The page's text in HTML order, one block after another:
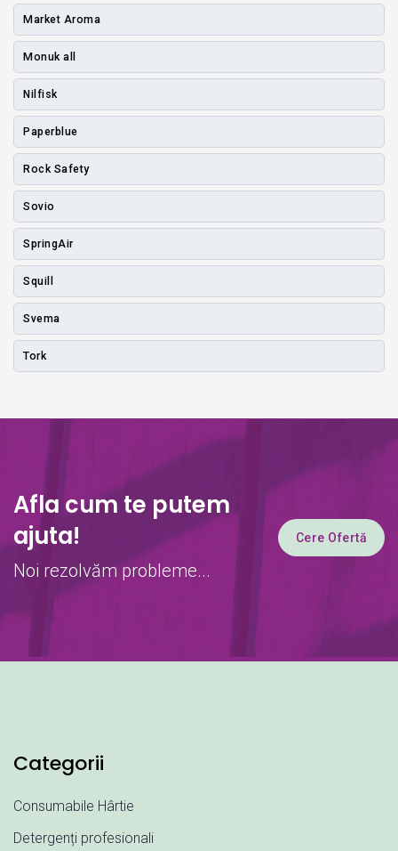
Market Aroma
Monuk all
Nilfisk
Paperblue
Rock Safety
Sovio
SpringAir
Squill
Svema
Tork
Afla cum te putem
ajuta!
Noi rezolvăm probleme...
Cere Ofertă
Categorii
Consumabile Hârtie
Detergenți profesionali